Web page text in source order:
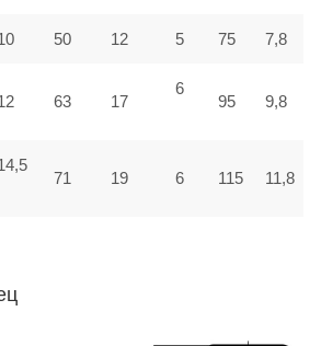
50 12 5 75 7,8
63 17
6
95 9,8
71 19 6 115 11,8